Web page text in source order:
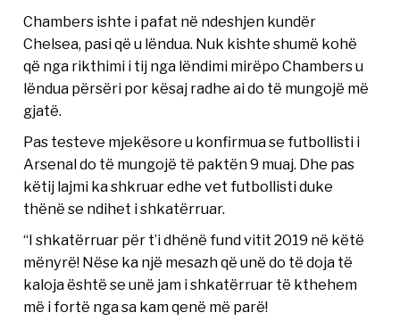
Chambers ishte i pafat në ndeshjen kundër
Chelsea, pasi që u lëndua. Nuk kishte shumë kohë
që nga rikthimi i tij nga lëndimi mirëpo Chambers u
lëndua përsëri por kësaj radhe ai do të mungojë më
gjatë.
Pas testeve mjekësore u konfirmua se futbollisti i
Arsenal do të mungojë të paktën 9 muaj. Dhe pas
këtij lajmi ka shkruar edhe vet futbollisti duke
thënë se ndihet i shkatërruar.
“I shkatërruar për t’i dhënë fund vitit 2019 në këtë
mënyrë! Nëse ka një mesazh që unë do të doja të
kaloja është se unë jam i shkatërruar të kthehem
më i fortë nga sa kam qenë më parë!